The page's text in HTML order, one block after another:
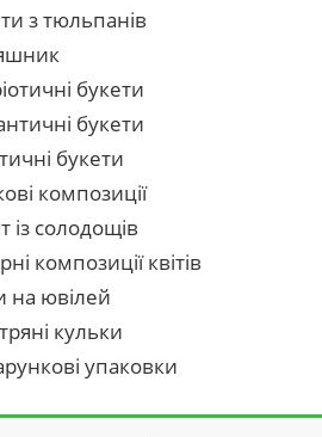
з тюльпанів
букети
букети
букети
композиції
із солодощів
композиції квітів
на ювілей
кульки
упаковки